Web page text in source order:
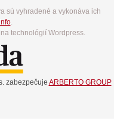
sú vyhradené a vykonáva ich
.
technológií Wordpress.
zabezpečuje ARBERTO GROUP